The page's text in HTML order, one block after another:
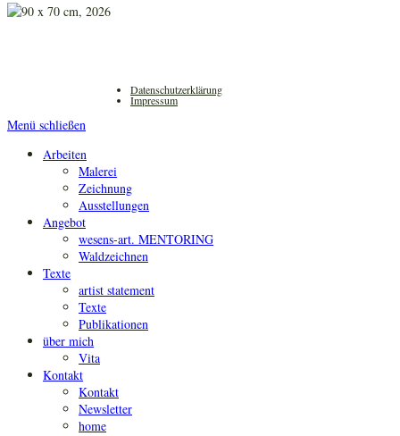
Datenschutzerklärung
Impressum
Menü schließen
Arbeiten
Malerei
Zeichnung
Ausstellungen
Angebot
wesens-art. MENTORING
Waldzeichnen
Texte
artist statement
Texte
Publikationen
über mich
Vita
Kontakt
Kontakt
Newsletter
home